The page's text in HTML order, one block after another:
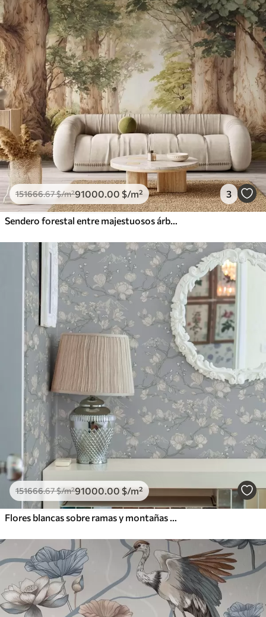
151666.67$/m²91000.00 $/m² 3
Sendero forestal entre majestuosos árboles en estilo acuarela
151666.67$/m²91000.00 $/m²
Flores blancas sobre ramas y montañas sobre fondo azul